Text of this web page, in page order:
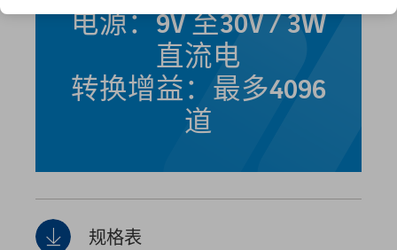
电源：9V 至30V / 3W
直流电
转换增益：最多4096
道
规格表